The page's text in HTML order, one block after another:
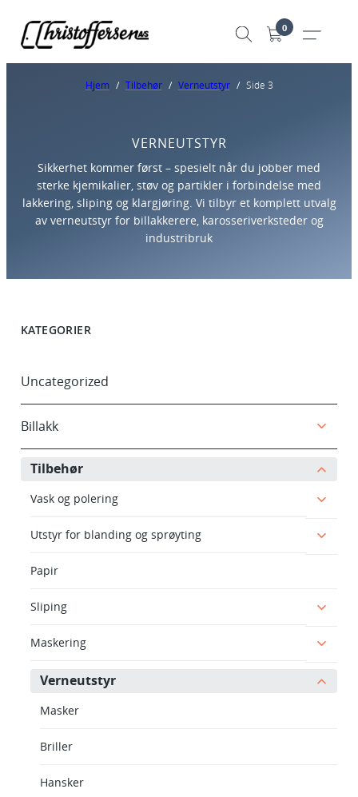
0
Hjem / Tilbehør / Verneutstyr / Side 3
VERNEUTSTYR
Sikkerhet kommer først – spesielt når du jobber med
sterke kjemikalier, støv og partikler i forbindelse med
lakkering, sliping og klargjøring. Vi tilbyr et komplett utvalg
av verneutstyr for billakkerere, karosseriverksteder og
industribruk
KATEGORIER
Uncategorized
Billakk
Tilbehør
Vask og polering
Utstyr for blanding og sprøyting
Papir
Sliping
Maskering
Verneutstyr
Masker
Briller
Hansker